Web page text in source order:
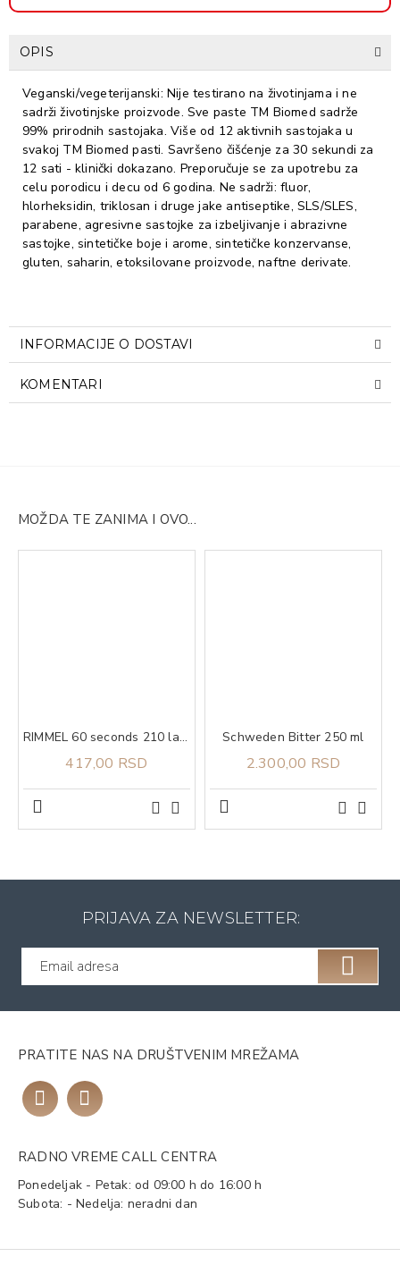
OPIS
Veganski/vegeterijanski: Nije testirano na životinjama i ne
sadrži životinjske proizvode. Sve paste TM Biomed sadrže
99% prirodnih sastojaka. Više od 12 aktivnih sastojaka u
svakoj TM Biomed pasti. Savršeno čišćenje za 30 sekundi za
12 sati - klinički dokazano. Preporučuje se za upotrebu za
celu porodicu i decu od 6 godina. Ne sadrži: fluor,
hlorheksidin, triklosan i druge jake antiseptike, SLS/SLES,
parabene, agresivne sastojke za izbeljivanje i abrazivne
sastojke, sintetičke boje i arome, sintetičke konzervanse,
gluten, saharin, etoksilovane proizvode, naftne derivate.
INFORMACIJE O DOSTAVI
KOMENTARI
MOŽDA TE ZANIMA I OVO...
RIMMEL 60 seconds 210 lak za nokte 8 ml
417,00 RSD
Schweden Bitter 250 ml
2.300,00 RSD
PRIJAVA ZA NEWSLETTER:
PRATITE NAS NA DRUŠTVENIM MREŽAMA
RADNO VREME CALL CENTRA
Ponedeljak - Petak: od 09:00 h do 16:00 h
Subota: - Nedelja: neradni dan